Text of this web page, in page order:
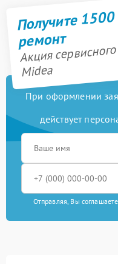
Получите
ремонт
Акция
Midea
При оформлении
действует
Отправляя, Вы